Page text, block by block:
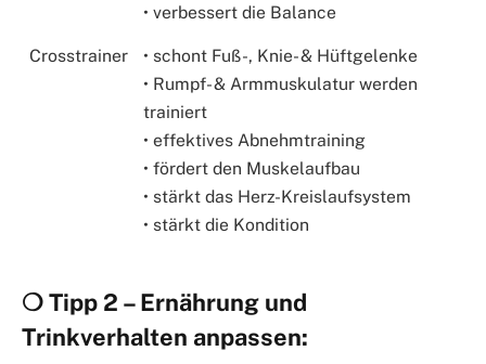
• verbessert die Balance
Crosstrainer
• schont Fuß-, Knie- & Hüftgelenke
• Rumpf- & Armmuskulatur werden
trainiert
• effektives Abnehmtraining
• fördert den Muskelaufbau
• stärkt das Herz-Kreislaufsystem
• stärkt die Kondition
❍ Tipp 2 – Ernährung und
Trinkverhalten anpassen: